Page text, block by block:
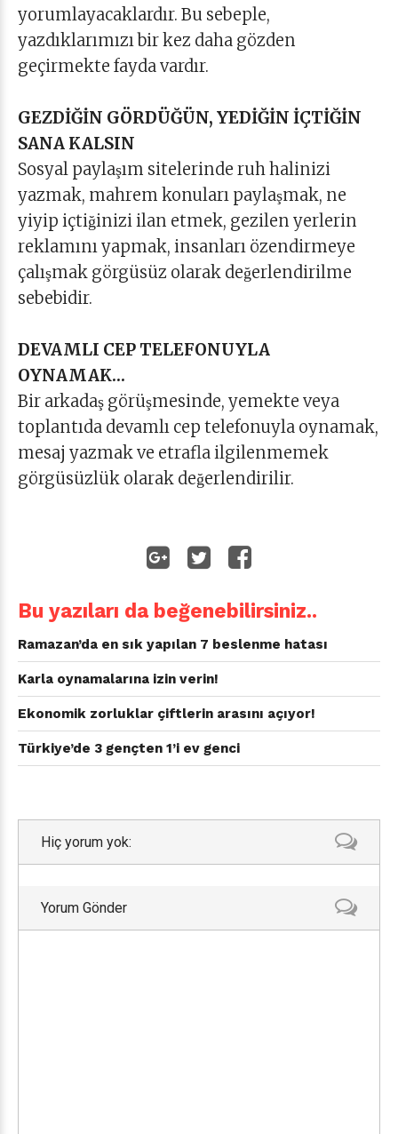
yorumlayacaklardır. Bu sebeple,
yazdıklarımızı bir kez daha gözden
geçirmekte fayda vardır.
GEZDİĞİN GÖRDÜĞÜN, YEDİĞİN İÇTİĞİN
SANA KALSIN
Sosyal paylaşım sitelerinde ruh halinizi
yazmak, mahrem konuları paylaşmak, ne
yiyip içtiğinizi ilan etmek, gezilen yerlerin
reklamını yapmak, insanları özendirmeye
çalışmak görgüsüz olarak değerlendirilme
sebebidir.
DEVAMLI CEP TELEFONUYLA
OYNAMAK…
Bir arkadaş görüşmesinde, yemekte veya
toplantıda devamlı cep telefonuyla oynamak,
mesaj yazmak ve etrafla ilgilenmemek
görgüsüzlük olarak değerlendirilir.
Bu yazıları da beğenebilirsiniz..
Ramazan’da en sık yapılan 7 beslenme hatası
Karla oynamalarına izin verin!
Ekonomik zorluklar çiftlerin arasını açıyor!
Türkiye’de 3 gençten 1’i ev genci
Hiç yorum yok:
Yorum Gönder